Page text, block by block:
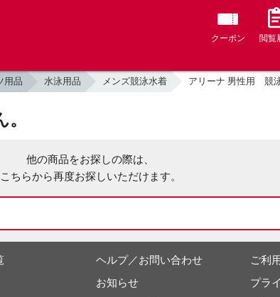
クーポン 閲覧
用品 水泳用品 メンズ競泳水着 アリーナ 男性用 競
他の商品をお探しの際は、
こちらから再度お探しいただけます。
ヘルプ／お問い合わせ
お知らせ
ご利
プラ